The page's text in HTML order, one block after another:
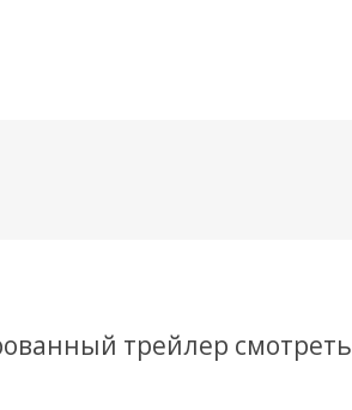
трейлер смотреть